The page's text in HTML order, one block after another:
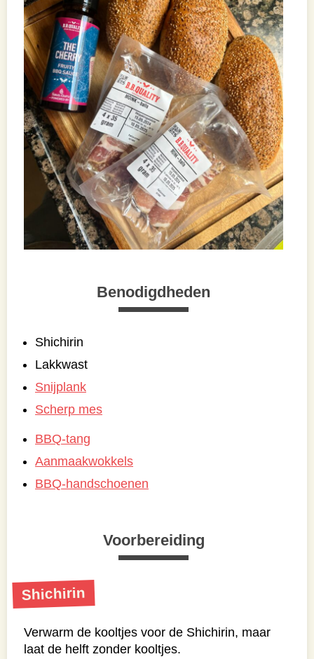
Benodigdheden
Shichirin
Lakkwast
Snijplank
Scherp mes
BBQ-tang
Aanmaakwokkels
BBQ-handschoenen
Voorbereiding
Shichirin
Verwarm de kooltjes voor de Shichirin, maar
laat de helft zonder kooltjes.